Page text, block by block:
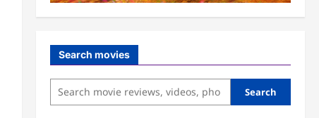
Search movies
Search